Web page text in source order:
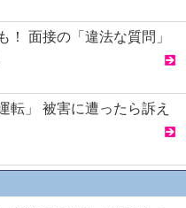
！ 面接の「違法な質問」
転」 被害に遭ったら訴え